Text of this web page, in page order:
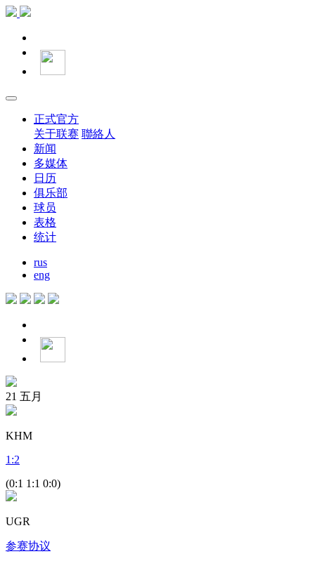
正式官方
关于联赛 聯絡人
新闻
多媒体
日历
俱乐部
球员
表格
统计
rus
eng
21 五月
KHM
1 :2
(0:1 1:1 0:0)
UGR
参赛协议